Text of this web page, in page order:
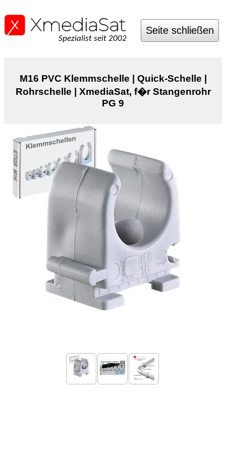
Spezialist seit 2002
Seite schließen
M16 PVC Klemmschelle | Quick-Schelle |
Rohrschelle | XmediaSat, f�r Stangenrohr
PG 9